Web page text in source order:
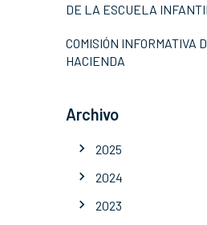
DE LA ESCUELA
COMISIÓN INFORMATIVA
HACIENDA
Archivo
2025
2024
2023